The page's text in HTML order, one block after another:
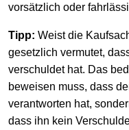
vorsätzlich oder
Tipp: Weist die
gesetzlich vermutet,
verschuldet hat. Das
beweisen muss, dass
verantworten hat,
dass ihn kein